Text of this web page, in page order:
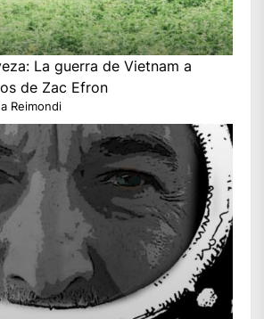
La guerra de Vietnam a
de Zac Efron
Reimondi